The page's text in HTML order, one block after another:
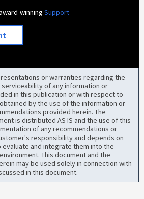
winningSupport
or warranties regarding the
of any information or
in this publication or with respect to
by the use of the information or
provided herein. The
is distributed AS IS and the use of this
of any recommendations or
responsibility and depends on
and integrate them into the
This document and the
may be used solely in connection with
in this document.